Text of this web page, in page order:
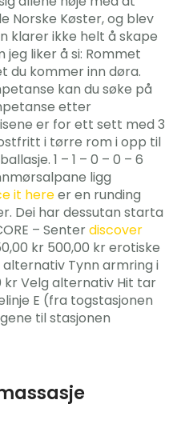
Norske Køster, og blev
klarer ikke helt å skape
liker å si: Rommet
du kommer inn døra.
kan du søke på
etter
er for ett sett med 3
i tørre rom i opp til
1 – 1 – 0 – 0 – 6
ligg
it hereer en runding
Dei har dessutan starta
– Senterdiscover
kr 500,00 kr erotiske
Tynn armring i
kr Velg alternativ Hit tar
E (fra togstasjonen
til stasjonen